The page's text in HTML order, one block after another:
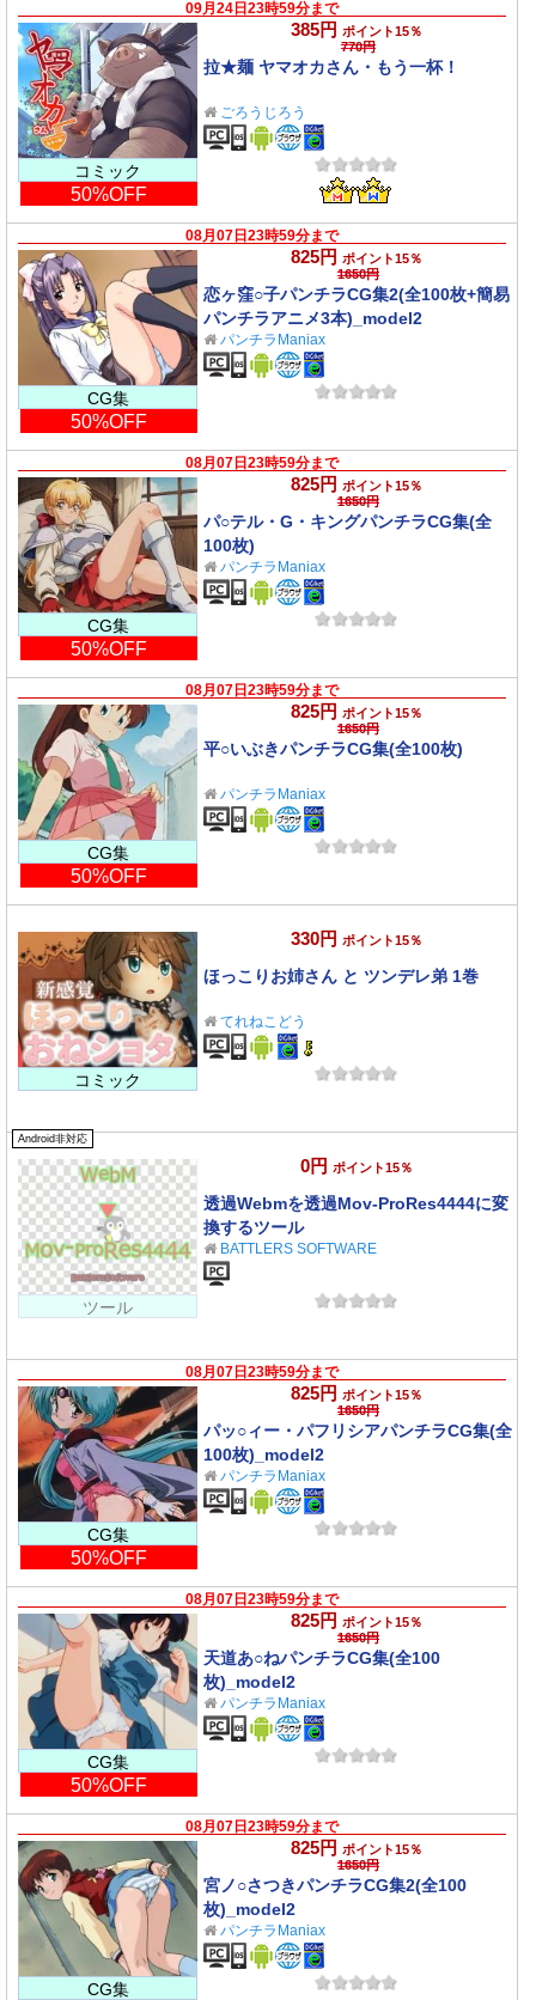
09月24日23時59分まで
コミック
50%OFF
385円 ポイント15％
770円
拉★麺 ヤマオカさん・もう一杯！
ごろうじろう
08月07日23時59分まで
CG集
50%OFF
825円 ポイント15％
1650円
恋ヶ窪○子パンチラCG集2(全100枚+簡易
パンチラアニメ3本)_model2
パンチラManiax
08月07日23時59分まで
CG集
50%OFF
825円 ポイント15％
1650円
パ○テル・G・キングパンチラCG集(全
100枚)
パンチラManiax
08月07日23時59分まで
CG集
50%OFF
825円 ポイント15％
1650円
平○いぶきパンチラCG集(全100枚)
パンチラManiax
コミック
330円 ポイント15％
ほっこりお姉さん と ツンデレ弟 1巻
てれねこどう
Android非対応
ツール
0円 ポイント15％
透過Webmを透過Mov-ProRes4444に変
換するツール
BATTLERS SOFTWARE
08月07日23時59分まで
CG集
50%OFF
825円 ポイント15％
1650円
パッ○ィー・パフリシアパンチラCG集(全
100枚)_model2
パンチラManiax
08月07日23時59分まで
CG集
50%OFF
825円 ポイント15％
1650円
天道あ○ねパンチラCG集(全100
枚)_model2
パンチラManiax
08月07日23時59分まで
CG集
825円 ポイント15％
1650円
宮ノ○さつきパンチラCG集2(全100
枚)_model2
パンチラManiax